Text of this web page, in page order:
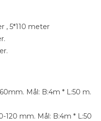
, 5*110 meter
Mål: B:4m * L:50 m.
120 mm. Mål: B:4m * L:50